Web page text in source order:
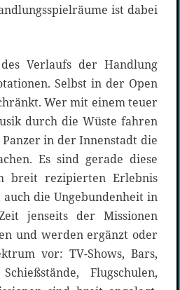
ist dabei
Verlaufs der Handlung
Selbst in der Open
Wer mit einem teuer
durch die Wüste fahren
in der Innenstadt die
Es sind gerade diese
breit rezipierten Erlebnis
die Ungebundenheit in
jenseits der Missionen
und werden ergänzt oder
vor: TV-Shows, Bars,
Flugschulen,